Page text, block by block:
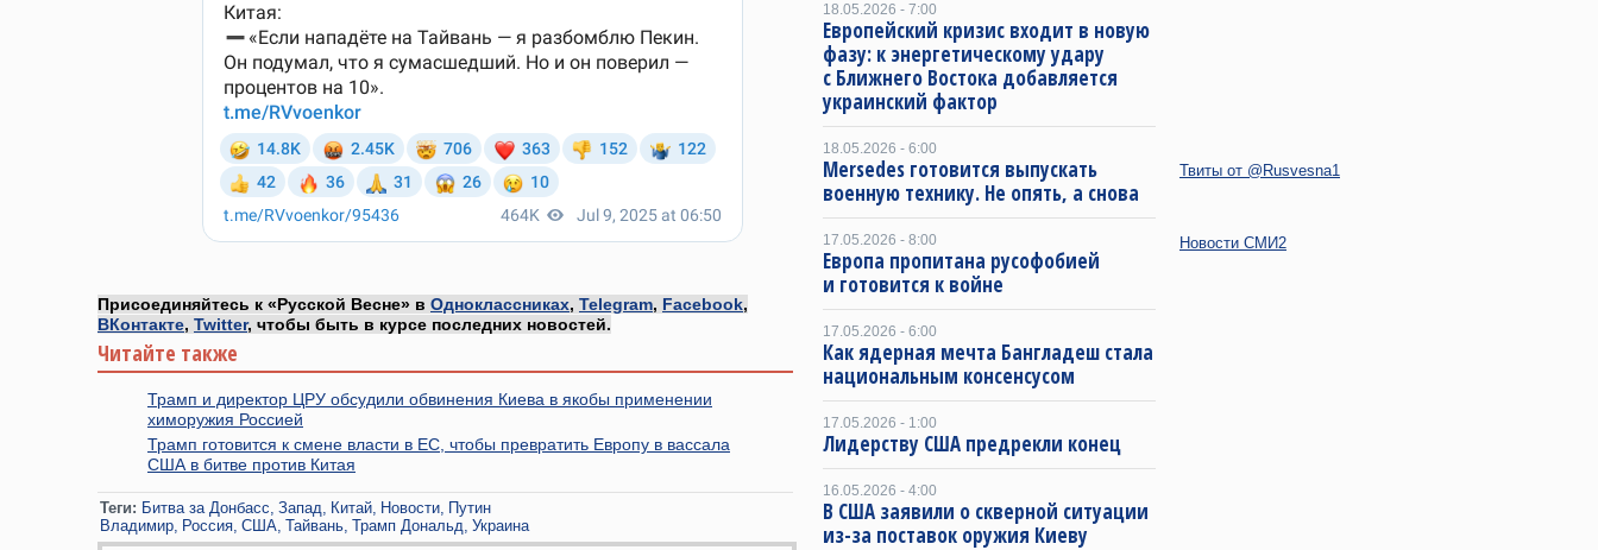
Присоединяйтесь к «Русской Весне» в Одноклассниках, Telegram, Facebook,
ВКонтакте, Twitter, чтобы быть в курсе последних новостей.
Читайте также
Трамп и директор ЦРУ обсудили обвинения Киева в якобы применении
химоружия Россией
Трамп готовится к смене власти в ЕС, чтобы превратить Европу в вассала
США в битве против Китая
Теги: Битва за Донбасс Запад Китай Новости Путин
Владимир Россия США Тайвань Трамп Дональд Украина
18.05.2026 - 7:00
Европейский кризис входит в новую
фазу: к энергетическому удару
с Ближнего Востока добавляется
украинский фактор
18.05.2026 - 6:00
Mersedes готовится выпускать
военную технику. Не опять, а снова
17.05.2026 - 8:00
Европа пропитана русофобией
и готовится к войне
17.05.2026 - 6:00
Как ядерная мечта Бангладеш стала
национальным консенсусом
17.05.2026 - 1:00
Лидерству США предрекли конец
16.05.2026 - 4:00
В США заявили о скверной ситуации
из-за поставок оружия Киеву
Твиты от @Rusvesna1
Новости СМИ2